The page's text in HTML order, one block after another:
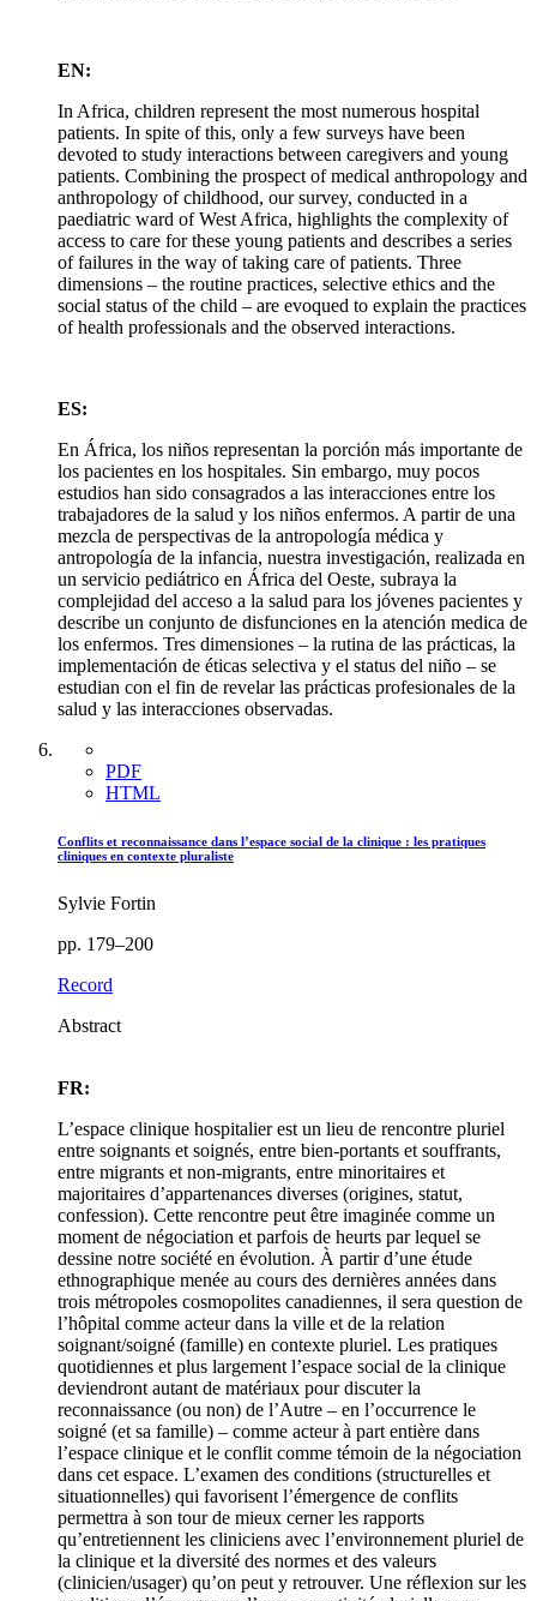
EN:
In Africa, children represent the most numerous hospital
patients. In spite of this, only a few surveys have been
devoted to study interactions between caregivers and young
patients. Combining the prospect of medical anthropology and
anthropology of childhood, our survey, conducted in a
paediatric ward of West Africa, highlights the complexity of
access to care for these young patients and describes a series
of failures in the way of taking care of patients. Three
dimensions – the routine practices, selective ethics and the
social status of the child – are evoqued to explain the practices
of health professionals and the observed interactions.
ES:
En África, los niños representan la porción más importante de
los pacientes en los hospitales. Sin embargo, muy pocos
estudios han sido consagrados a las interacciones entre los
trabajadores de la salud y los niños enfermos. A partir de una
mezcla de perspectivas de la antropología médica y
antropología de la infancia, nuestra investigación, realizada en
un servicio pediátrico en África del Oeste, subraya la
complejidad del acceso a la salud para los jóvenes pacientes y
describe un conjunto de disfunciones en la atención medica de
los enfermos. Tres dimensiones – la rutina de las prácticas, la
implementación de éticas selectiva y el status del niño – se
estudian con el fin de revelar las prácticas profesionales de la
salud y las interacciones observadas.
PDF
HTML
Conflits et reconnaissance dans l’espace social de la clinique : les pratiques
cliniques en contexte pluraliste
Sylvie Fortin
pp. 179–200
Record
Abstract
FR:
L’espace clinique hospitalier est un lieu de rencontre pluriel
entre soignants et soignés, entre bien-portants et souffrants,
entre migrants et non-migrants, entre minoritaires et
majoritaires d’appartenances diverses (origines, statut,
confession). Cette rencontre peut être imaginée comme un
moment de négociation et parfois de heurts par lequel se
dessine notre société en évolution. À partir d’une étude
ethnographique menée au cours des dernières années dans
trois métropoles cosmopolites canadiennes, il sera question de
l’hôpital comme acteur dans la ville et de la relation
soignant/soigné (famille) en contexte pluriel. Les pratiques
quotidiennes et plus largement l’espace social de la clinique
deviendront autant de matériaux pour discuter la
reconnaissance (ou non) de l’Autre – en l’occurrence le
soigné (et sa famille) – comme acteur à part entière dans
l’espace clinique et le conflit comme témoin de la négociation
dans cet espace. L’examen des conditions (structurelles et
situationnelles) qui favorisent l’émergence de conflits
permettra à son tour de mieux cerner les rapports
qu’entretiennent les cliniciens avec l’environnement pluriel de
la clinique et la diversité des normes et des valeurs
(clinicien/usager) qu’on peut y retrouver. Une réflexion sur les